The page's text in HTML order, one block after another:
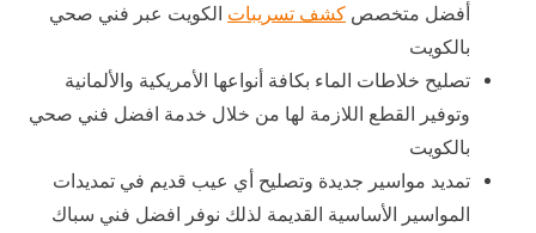
أفضل متخصص كشف تسريبات الكويت عبر فني صحي
بالكويت
تصليح خلاطات الماء بكافة أنواعها الأمريكية والألمانية
وتوفير القطع اللازمة لها من خلال خدمة افضل فني صحي
بالكويت
تمديد مواسير جديدة وتصليح أي عيب قديم في تمديدات
المواسير الأساسية القديمة لذلك نوفر افضل فني سباك